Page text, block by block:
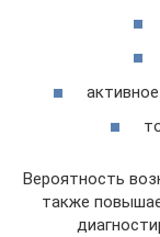
Вероятность
также